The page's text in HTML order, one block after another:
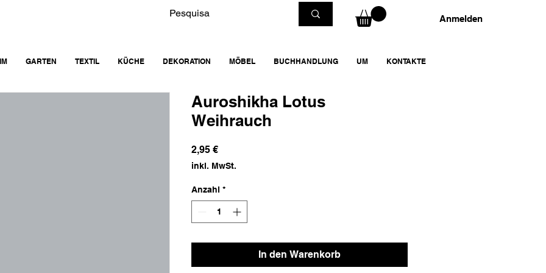
GARTEN TEXTIL KÜCHE DEKORATION MÖBEL BUCHHANDLUNG UM KONTAKTE
Anmelden
Auroshikha Lotus
Weihrauch
2,95 €Preis
inkl. MwSt.
Anzahl *
In den Warenkorb